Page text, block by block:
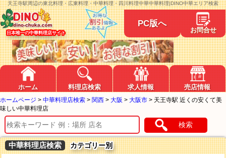
天王寺駅周辺の東北料理・広東料理・中華料理・四川料理中華中華料理|DINO中華エリア検索
日本唯一の中華料理店サイト
PC版へ
お問合せ
ホーム 料理店検索 求人情報 売店情報
ホームページ > 中華料理店検索 > 関西 > 大阪 > 大阪市 > 天王寺駅 近くの安くて美
味しい中華料理店
検索
中華料理店検索 カテゴリー別